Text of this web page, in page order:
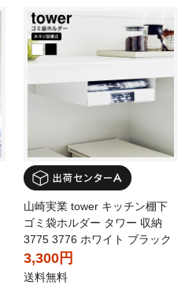
山崎実業 tower キッチン棚下
ゴミ袋ホルダー タワー 収納
3775 3776 ホワイト ブラック
3,300円
送料無料